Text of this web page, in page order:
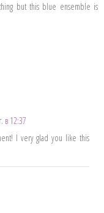
but this blue ensemble is
в 12:37
I very glad you like this